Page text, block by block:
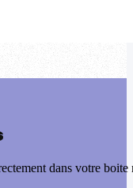
dans votre boite